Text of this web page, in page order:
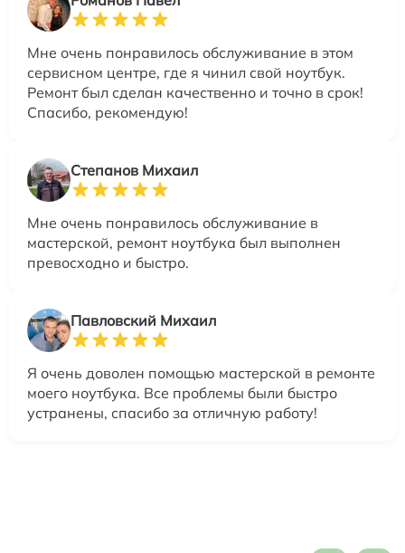
Мне очень понравилось обслуживание в этом
сервисном центре, где я чинил свой ноутбук.
Ремонт был сделан качественно и точно в срок!
Спасибо, рекомендую!
Степанов Михаил
Мне очень понравилось обслуживание в
мастерской, ремонт ноутбука был выполнен
превосходно и быстро.
Павловский Михаил
Я очень доволен помощью мастерской в ремонте
моего ноутбука. Все проблемы были быстро
устранены, спасибо за отличную работу!